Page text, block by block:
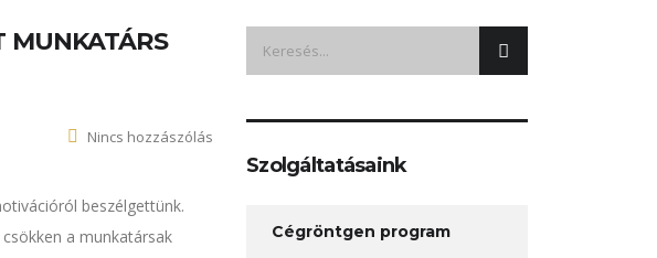
MUNKATÁRS
Nincs hozzászólás
beszélgettünk.
a munkatársak
Szolgáltatásaink
Cégröntgen program